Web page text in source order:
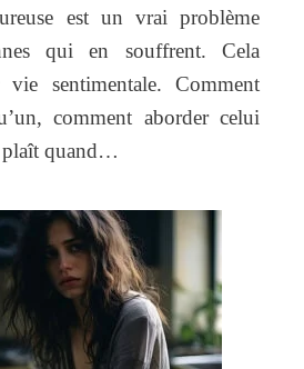
est un vrai problème
qui en souffrent. Cela
sentimentale. Comment
comment aborder celui
plaît quand…